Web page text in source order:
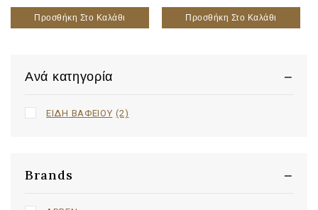
Προσθήκη Στο Καλάθι Προσθήκη Στο Καλάθι
Ανά κατηγορία
ΕΙΔΗ ΒΑΦΕΙΟΥ (2)
Brands